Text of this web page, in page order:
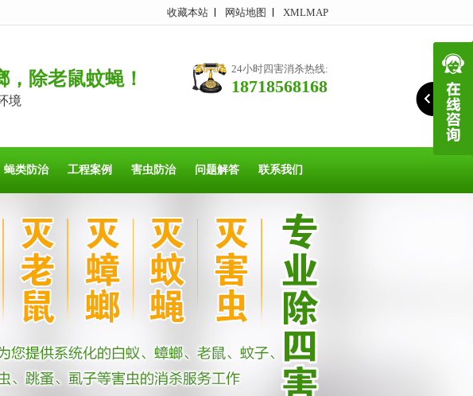
收藏本站 网站地图 XMLMAP
除老鼠蚊蝇！
境
24小时四害消杀热线:
18718568168
蝇类防治 工程案例 害虫防治 问题解答 联系我们